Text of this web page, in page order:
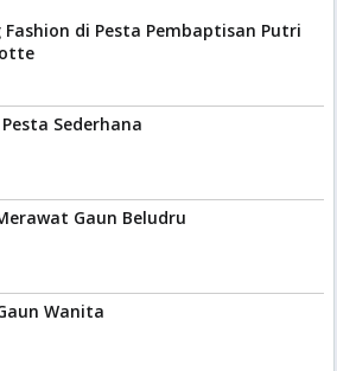
Fashion di Pesta Pembaptisan Putri
Sederhana
Gaun Beludru
Wanita